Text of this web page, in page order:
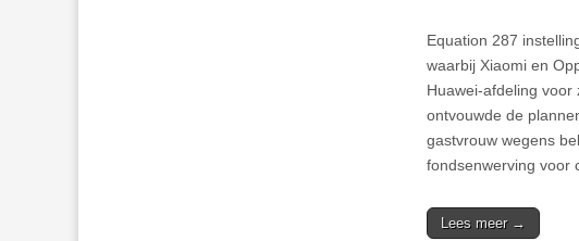
Equation 287
waarbij Xiaomi en
Huawei-afdeling voor
ontvouwde de
gastvrouw wegens
fondsenwerving voor
Lees meer →